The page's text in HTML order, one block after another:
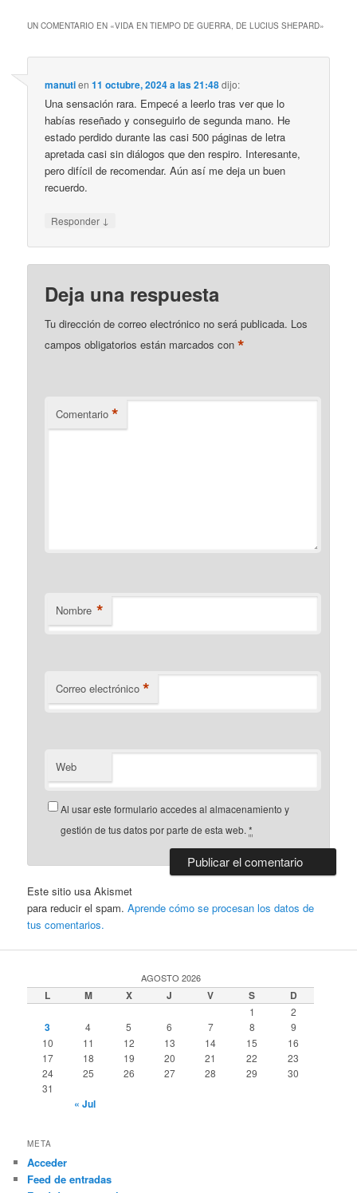
UN COMENTARIO EN «VIDA EN TIEMPO DE GUERRA, DE LUCIUS SHEPARD»
manutien11 octubre, 2024 a las 21:48dijo:
Una sensación rara. Empecé a leerlo tras ver que lo
habías reseñado y conseguirlo de segunda mano. He
estado perdido durante las casi 500 páginas de letra
apretada casi sin diálogos que den respiro. Interesante,
pero difícil de recomendar. Aún así me deja un buen
recuerdo.
Responder ↓
Deja una respuesta
Tu dirección de correo electrónico no será publicada. Los
campos obligatorios están marcados con*
Comentario *
Nombre *
Correo electrónico *
Web
Al usar este formulario accedes al almacenamiento y
gestión de tus datos por parte de esta web.*
Este sitio usa Akismet
para reducir el spam.Aprende cómo se procesan los datos de
tus comentarios.
AGOSTO 2026
L M X J V S D
1 2
3 4 5 6 7 8
9
10
11 12 13 14 15
16
17
18 19 20 21 22
23
24
25 26 27 28 29
30
31
« Jul
META
Acceder
Feed de entradas